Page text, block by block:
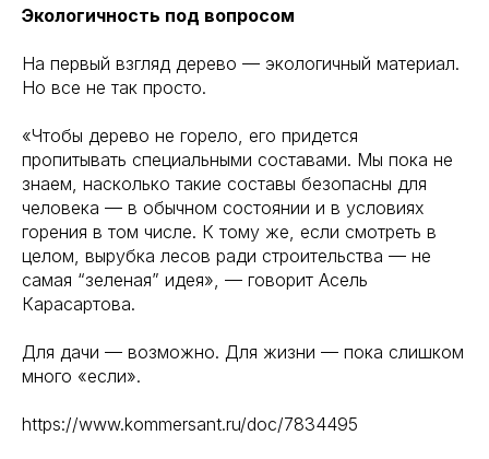
Экологичность под вопросом
На первый взгляд дерево — экологичный материал.
Но все не так просто.
«Чтобы дерево не горело, его придется
пропитывать специальными составами. Мы пока не
знаем, насколько такие составы безопасны для
человека — в обычном состоянии и в условиях
горения в том числе. К тому же, если смотреть в
целом, вырубка лесов ради строительства — не
самая “зеленая” идея», — говорит Асель
Карасартова.
Для дачи — возможно. Для жизни — пока слишком
много «если».
https://www.kommersant.ru/doc/7834495